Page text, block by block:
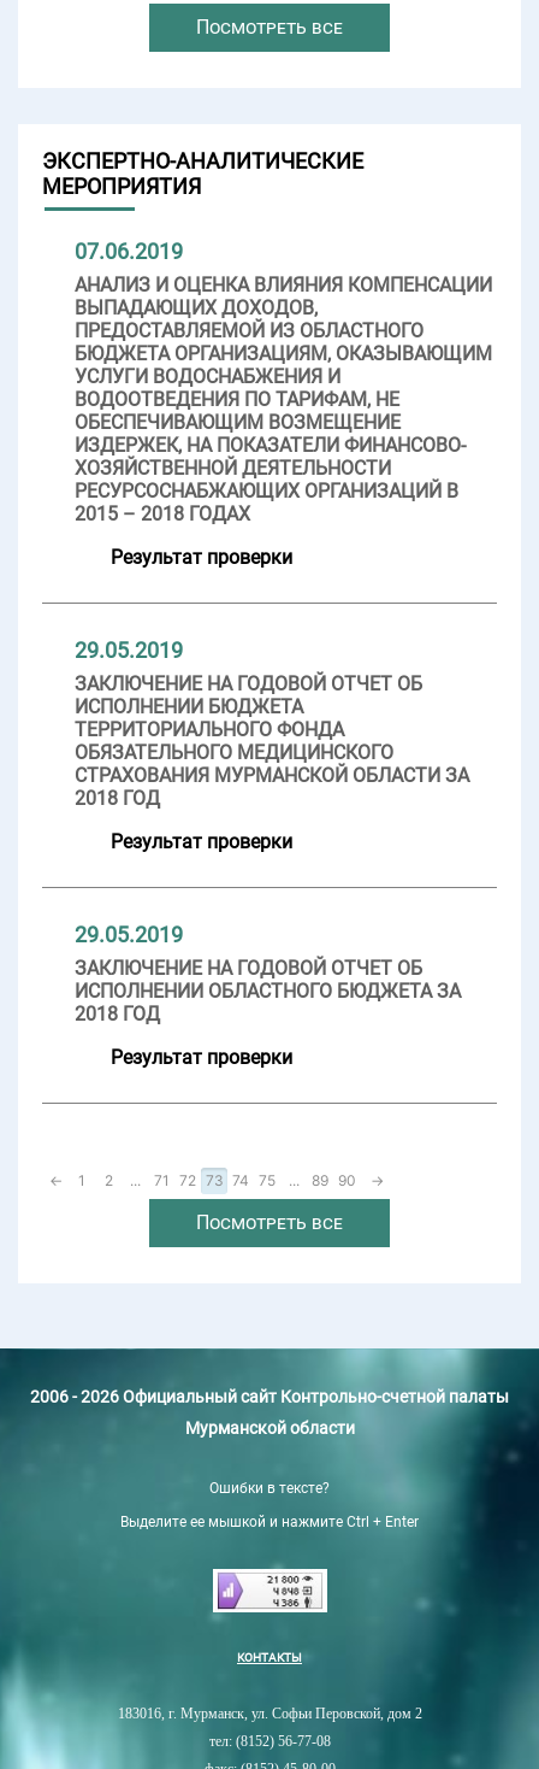
Посмотреть все
ЭКСПЕРТНО-АНАЛИТИЧЕСКИЕ
МЕРОПРИЯТИЯ
07.06.2019
АНАЛИЗ И ОЦЕНКА ВЛИЯНИЯ КОМПЕНСАЦИИ
ВЫПАДАЮЩИХ ДОХОДОВ,
ПРЕДОСТАВЛЯЕМОЙ ИЗ ОБЛАСТНОГО
БЮДЖЕТА ОРГАНИЗАЦИЯМ, ОКАЗЫВАЮЩИМ
УСЛУГИ ВОДОСНАБЖЕНИЯ И
ВОДООТВЕДЕНИЯ ПО ТАРИФАМ, НЕ
ОБЕСПЕЧИВАЮЩИМ ВОЗМЕЩЕНИЕ
ИЗДЕРЖЕК, НА ПОКАЗАТЕЛИ ФИНАНСОВО-
ХОЗЯЙСТВЕННОЙ ДЕЯТЕЛЬНОСТИ
РЕСУРСОСНАБЖАЮЩИХ ОРГАНИЗАЦИЙ В
2015 – 2018 ГОДАХ
Результат проверки
29.05.2019
ЗАКЛЮЧЕНИЕ НА ГОДОВОЙ ОТЧЕТ ОБ
ИСПОЛНЕНИИ БЮДЖЕТА
ТЕРРИТОРИАЛЬНОГО ФОНДА
ОБЯЗАТЕЛЬНОГО МЕДИЦИНСКОГО
СТРАХОВАНИЯ МУРМАНСКОЙ ОБЛАСТИ ЗА
2018 ГОД
Результат проверки
29.05.2019
ЗАКЛЮЧЕНИЕ НА ГОДОВОЙ ОТЧЕТ ОБ
ИСПОЛНЕНИИ ОБЛАСТНОГО БЮДЖЕТА ЗА
2018 ГОД
Результат проверки
← 1 2 ... 71 72 73 74 75 ... 89 90 →
Посмотреть все
2006 - 2026 Официальный сайт Контрольно-счетной палаты
Мурманской области
Ошибки в тексте?
Выделите ее мышкой и нажмите Ctrl + Enter
КОНТАКТЫ
183016, г. Мурманск, ул. Софьи Перовской, дом 2
тел: (8152) 56-77-08